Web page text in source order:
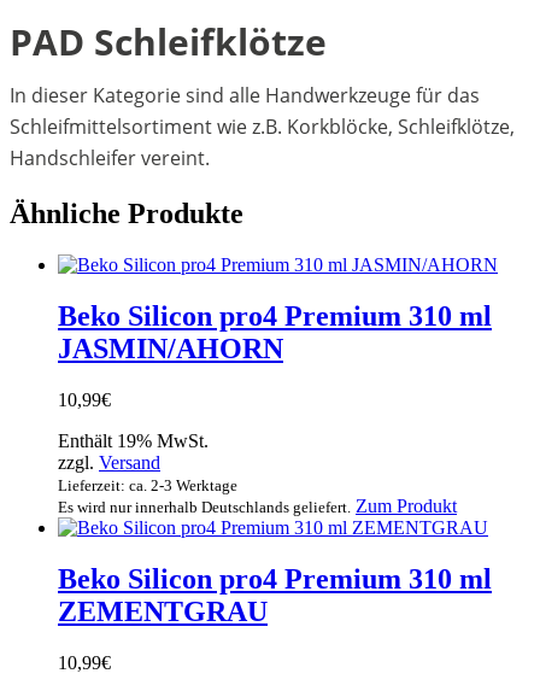
PAD Schleifklötze
In dieser Kategorie sind alle Handwerkzeuge für das
Schleifmittelsortiment wie z.B. Korkblöcke, Schleifklötze,
Handschleifer vereint.
Ähnliche Produkte
Beko Silicon pro4 Premium 310 ml
JASMIN/AHORN
10,99€
Enthält 19% MwSt.
zzgl. Versand
Lieferzeit: ca. 2-3 Werktage
Es wird nur innerhalb Deutschlands geliefert. Zum Produkt
Beko Silicon pro4 Premium 310 ml
ZEMENTGRAU
10,99€